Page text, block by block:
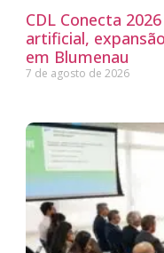
CDL Conecta
artificial,
em Blumenau
7 de agosto de 2026